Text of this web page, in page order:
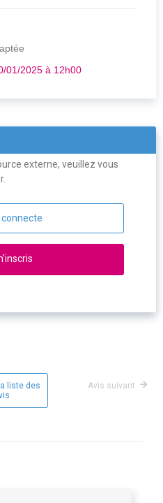
01/2025 à 12h00
externe, veuillez vous
liste des
Avis suivant